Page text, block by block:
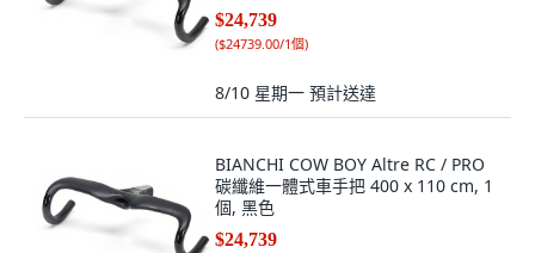
$24,739
($24739.00/1個)
8/10 星期一 預計送達
BIANCHI COW BOY Altre RC / PRO
碳纖維一體式車手把 400 x 110 cm, 1
個, 黑色
$24,739